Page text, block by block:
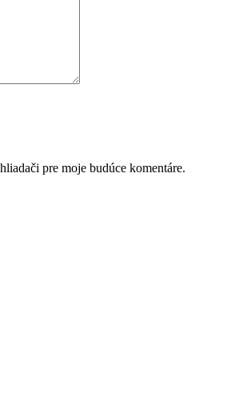
pre moje budúce komentáre.